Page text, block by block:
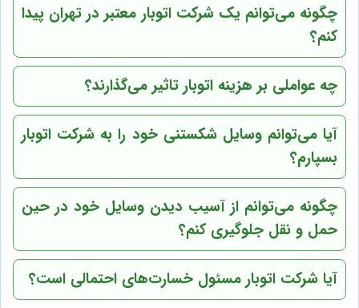
چگونه می‌توانم یک شرکت اتوبار معتبر در تهران پیدا
کنم؟
چه عواملی بر هزینه اتوبار تاثیر می‌گذارند؟
آیا می‌توانم وسایل شکستنی خود را به شرکت اتوبار
بسپارم؟
چگونه می‌توانم از آسیب دیدن وسایل خود در حین
حمل و نقل جلوگیری کنم؟
آیا شرکت اتوبار مسئول خسارت‌های احتمالی است؟